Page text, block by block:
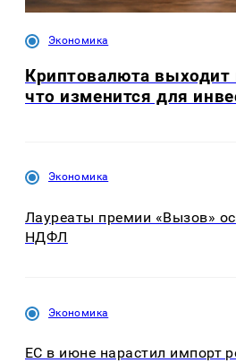
Экономика
Криптовалюта выходит
что изменится для
Экономика
Лауреаты премии «Вызов»
НДФЛ
Экономика
ЕС в июне нарастил импорт